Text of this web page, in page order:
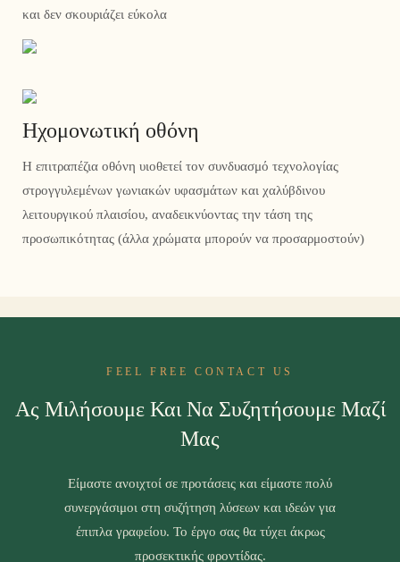
και δεν σκουριάζει εύκολα
Ηχομονωτική οθόνη
Η επιτραπέζια οθόνη υιοθετεί τον συνδυασμό τεχνολογίας
στρογγυλεμένων γωνιακών υφασμάτων και χαλύβδινου
λειτουργικού πλαισίου, αναδεικνύοντας την τάση της
προσωπικότητας (άλλα χρώματα μπορούν να προσαρμοστούν)
FEEL FREE CONTACT US
Ας Μιλήσουμε Και Να Συζητήσουμε Μαζί
Μας
Είμαστε ανοιχτοί σε προτάσεις και είμαστε πολύ
συνεργάσιμοι στη συζήτηση λύσεων και ιδεών για
έπιπλα γραφείου. Το έργο σας θα τύχει άκρως
προσεκτικής φροντίδας.